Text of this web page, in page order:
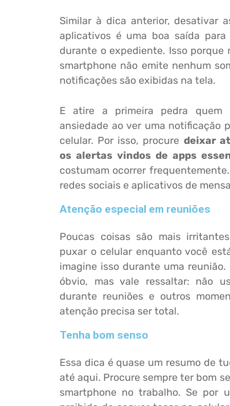
Similar à dica anterior, desativar
aplicativos é uma boa saída
durante o expediente. Isso porque
smartphone não emite nenhum
notificações são exibidas na tela.
E atire a primeira pedra quem
ansiedade ao ver uma notificação
celular. Por isso, procure deixar
os alertas vindos de apps
costumam ocorrer
redes sociais e aplicativos de
Atenção especial em reuniões
Poucas coisas são mais
puxar o celular enquanto você
imagine isso durante uma
óbvio, mas vale ressaltar: não
durante reuniões e outros
atenção precisa ser total.
Tenha bom senso
Essa dica é quase um resumo de
até aqui. Procure sempre ter bom
smartphone no trabalho. Se por